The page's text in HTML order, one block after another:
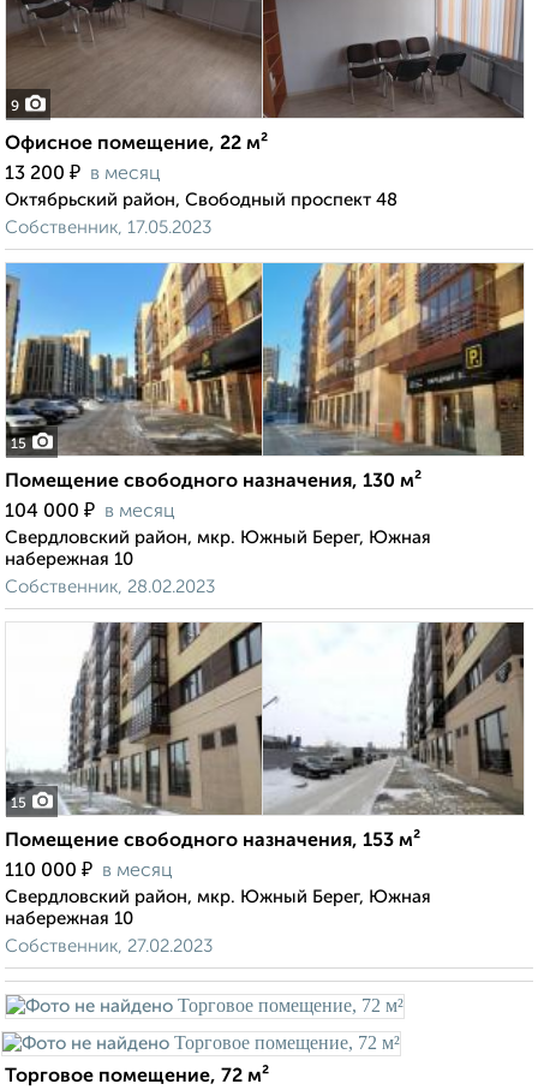
9
Офисное помещение, 22 м²
13 200 ₽ в месяц
Октябрьский район, Свободный проспект 48
Собственник, 17.05.2023
15
Помещение свободного назначения, 130 м²
104 000 ₽ в месяц
Свердловский район, мкр. Южный Берег, Южная
набережная 10
Собственник, 28.02.2023
15
Помещение свободного назначения, 153 м²
110 000 ₽ в месяц
Свердловский район, мкр. Южный Берег, Южная
набережная 10
Собственник, 27.02.2023
Торговое помещение, 72 м²